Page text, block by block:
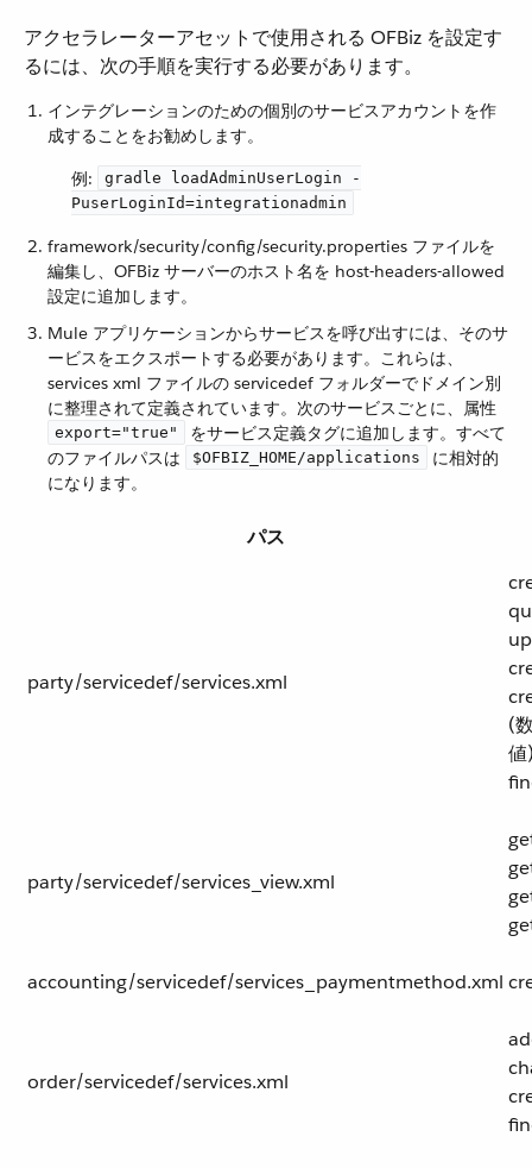
アクセラレーターアセットで使用される OFBiz を設定す
るには、次の手順を実行する必要があります。
インテグレーションのための個別のサービスアカウントを作
成することをお勧めします。
例:
gradle loadAdminUserLogin -
PuserLoginId=integrationadmin
framework/security/config/security.properties ファイルを
編集し、OFBiz サーバーのホスト名を host-headers-allowed
設定に追加します。
Mule アプリケーションからサービスを呼び出すには、そのサ
ービスをエクスポートする必要があります。これらは、
services xml ファイルの servicedef フォルダーでドメイン別
に整理されて定義されています。次のサービスごとに、属性 ​
export="true"
​ をサービス定義タグに追加します。すべて
のファイルパスは ​
$OFBIZ_HOME/applications
​ に相対的
になります。
パス
party/servicedef/services.xml
(
party/servicedef/services_view.xml
accounting/servicedef/services_paymentmethod.xml
order/servicedef/services.xml